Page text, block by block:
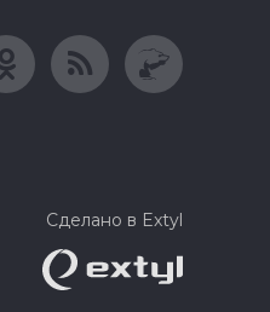
Сделано в Extyl